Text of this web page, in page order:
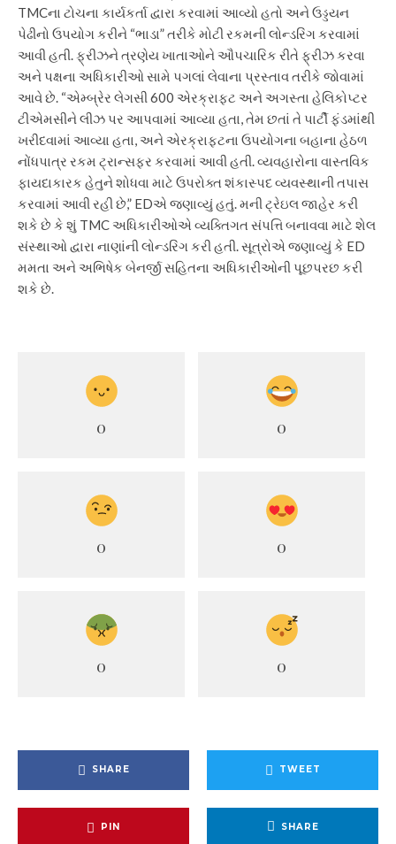
TMCના ટોચના કાર્યકર્તા દ્વારા કરવામાં આવ્યો હતો અને ઉડ્ડયન
પેઢીનો ઉપયોગ કરીને “ભાડા” તરીકે મોટી રકમની લોન્ડરિંગ કરવામાં
આવી હતી.ફ્રીઝને ત્રણેય ખાતાઓને ઔપચારિક રીતે ફ્રીઝ કરવા
અને પક્ષના અધિકારીઓ સામે પગલાં લેવાના પ્રસ્તાવ તરીકે જોવામાં
આવે છે. “એમ્બ્રેર લેગસી 600 એરક્રાફ્ટ અને અગસ્તા હેલિકોપ્ટર
ટીએમસીને લીઝ પર આપવામાં આવ્યા હતા, તેમ છતાં તે પાર્ટી ફંડમાંથી
ખરીદવામાં આવ્યા હતા, અને એરક્રાફ્ટના ઉપયોગના બહાના હેઠળ
નોંધપાત્ર રકમ ટ્રાન્સફર કરવામાં આવી હતી. વ્યવહારોના વાસ્તવિક
ફાયદાકારક હેતુને શોધવા માટે ઉપરોક્ત શંકાસ્પદ વ્યવસ્થાની તપાસ
કરવામાં આવી રહી છે,” EDએ જણાવ્યું હતું.મની ટ્રેઇલ જાહેર કરી
શકે છે કે શું TMC અધિકારીઓએ વ્યક્તિગત સંપત્તિ બનાવવા માટે શેલ
સંસ્થાઓ દ્વારા નાણાંની લોન્ડરિંગ કરી હતી. સૂત્રોએ જણાવ્યું કે ED
મમતા અને અભિષેક બેનર્જી સહિતના અધિકારીઓની પૂછપરછ કરી
શકે છે.
0 0
0 0
0 0
SHARE TWEET
PIN SHARE